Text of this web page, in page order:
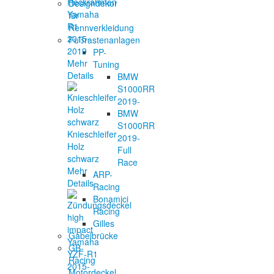
Designdekor
für
Rennverkleidung
Fußrastenanlagen
PP-
Tuning
BMW
S1000RR
2019-
BMW
S1000RR
2019-
Full
Race
ARP-
Racing
Bonamici
Racing
Gilles
Gabelbrücke
GB-
Racing
Yamaha
R1
2015-
2019
Mehr
Details
Knieschleifer
Holz
schwarz
Mehr
Details